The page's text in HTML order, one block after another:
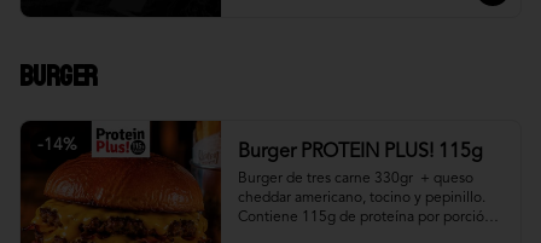
Burger
-14% Burger PROTEIN PLUS! 115g
Burger de tres carne 330gr  + queso
cheddar americano, tocino y pepinillo.
Contiene 115g de proteína por porción.